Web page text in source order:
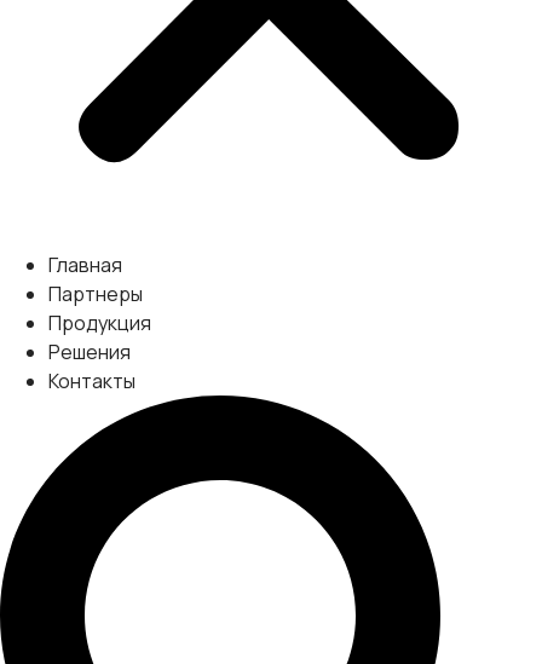
Главная
Партнеры
Продукция
Решения
Контакты